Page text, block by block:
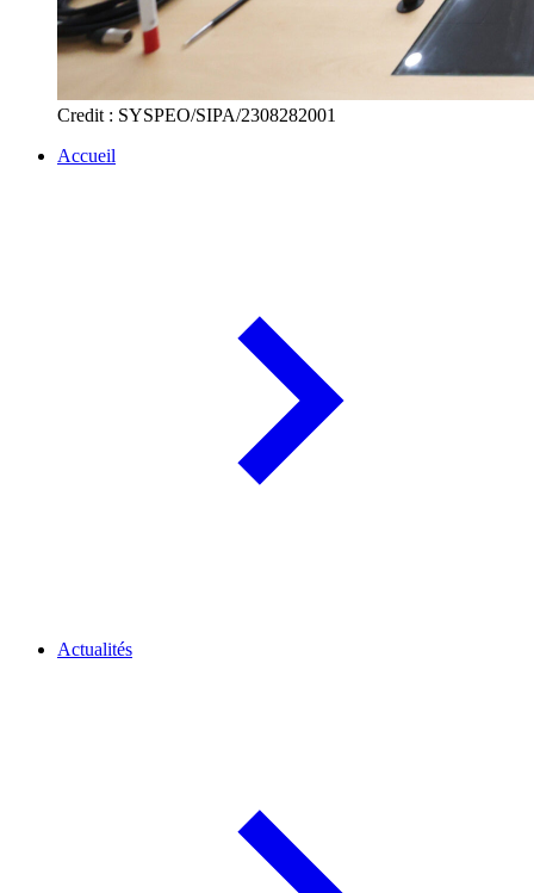
Credit : SYSPEO/SIPA/2308282001
Accueil
Actualités